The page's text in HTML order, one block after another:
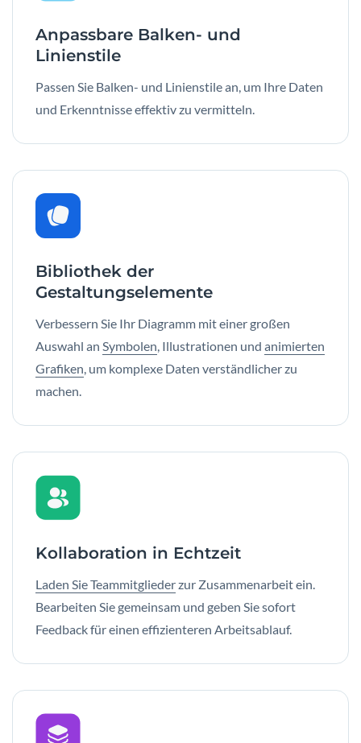
Anpassbare Balken- und
Linienstile
Passen Sie Balken- und Linienstile an, um Ihre Daten
und Erkenntnisse effektiv zu vermitteln.
Bibliothek der
Gestaltungselemente
Verbessern Sie Ihr Diagramm mit einer großen
Auswahl an Symbolen, Illustrationen und animierten
Grafiken, um komplexe Daten verständlicher zu
machen.
Kollaboration in Echtzeit
Laden Sie Teammitgliederzur Zusammenarbeit ein.
Bearbeiten Sie gemeinsam und geben Sie sofort
Feedback für einen effizienteren Arbeitsablauf.